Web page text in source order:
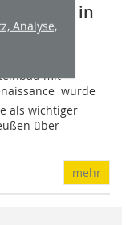
Analyse,
in
mit
 wurde
als wichtiger
über
mehr